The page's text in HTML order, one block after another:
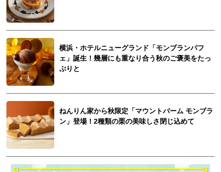
横浜・ホテルニューグランド「モンブランパフ
ェ」誕生！幾層にも重なり合う秋のご褒美をたっ
ぷりと
ねんりん家から秋限定「マウントバーム モンブラ
ン」登場！2種類の栗の美味しさ閉じ込めて